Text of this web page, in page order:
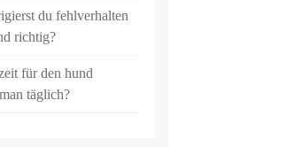
du fehlverhalten
richtig?
für den hund
täglich?